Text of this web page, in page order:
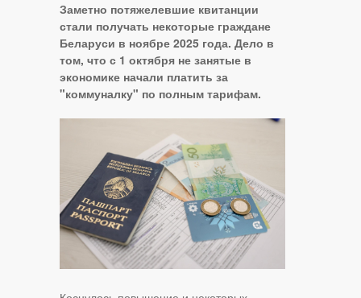
Заметно потяжелевшие квитанции
стали получать некоторые граждане
Беларуси в ноябре 2025 года. Дело в
том, что с 1 октября не занятые в
экономике начали платить за
"коммуналку" по полным тарифам.